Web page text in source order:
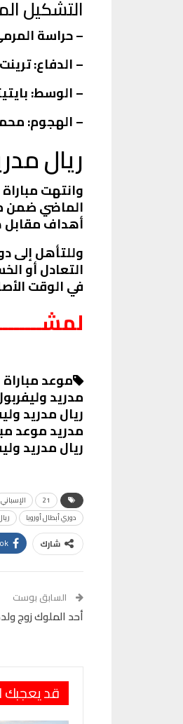
التشكيل
– حراسة
– الدفاع:
– الوسط:
– الهجوم:
ريال
الماضي ضمن
أهداف
وللتأهل إلى
في الوقت
موعد
مدريد
ريال مدريد
مدريد موعد
ريال مدريد
21 الإسباني
دوري أبطال أوروبا
شارك
OK.ru
السابق بوست
أحد الملوك زوج
قد يعجبك